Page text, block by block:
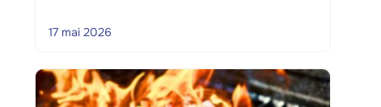
17 mai 2026